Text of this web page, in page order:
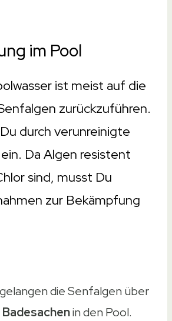
im Pool
ist meist auf die
zurückzuführen.
durch verunreinigte
Da Algen resistent
sind, musst Du
zur Bekämpfung
die Senfalgen über
in den Pool.